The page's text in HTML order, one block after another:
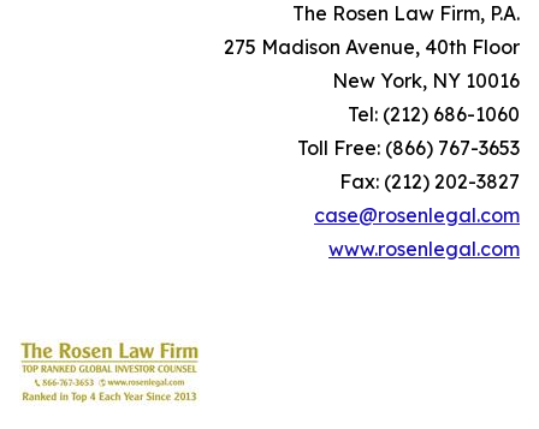
The Rosen Law Firm, P.A.
275 Madison Avenue, 40th Floor
New York, NY 10016
Tel: (212) 686-1060
Toll Free: (866) 767-3653
Fax: (212) 202-3827
case@rosenlegal.com
www.rosenlegal.com